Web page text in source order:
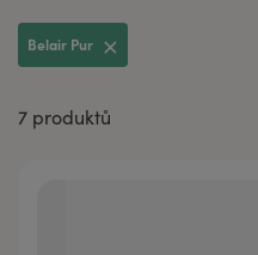
Belair Pur
7 produktů